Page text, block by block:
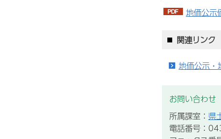
地価公示
関連リンク
地価公示・
お問い合わせ
所属課室： 県
電話番号：